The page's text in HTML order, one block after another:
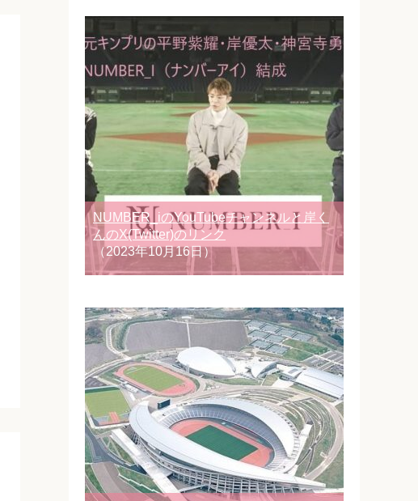
NUMBER_iのYouTubeチャンネルと岸く
んのX(Twitter)のリンク
（2023年10月16日）